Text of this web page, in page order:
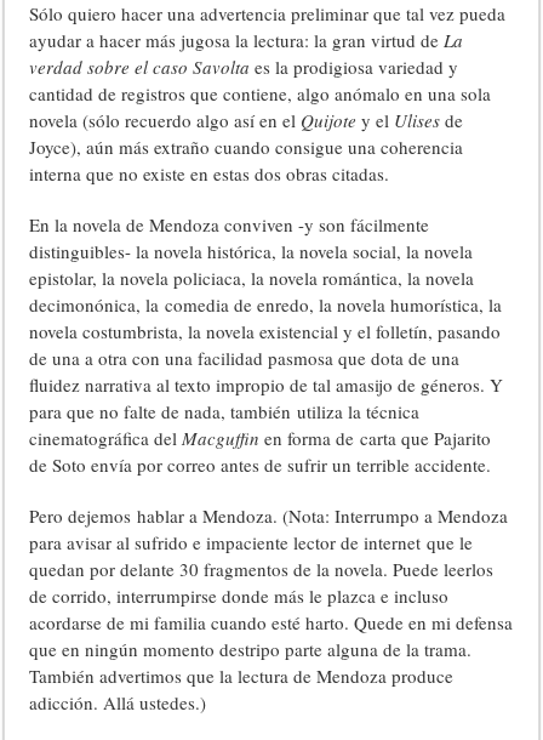
Sólo quiero hacer una advertencia preliminar que tal vez pueda
ayudar a hacer más jugosa la lectura: la gran virtud deLa
verdad sobre el caso Savolta es la prodigiosa variedad y
cantidad de registros que contiene, algo anómalo en una sola
novela (sólo recuerdo algo así en el Quijote y el Ulises de
Joyce), aún más extraño cuando consigue una coherencia
interna que no existe en estas dos obras citadas.
En la novela de Mendoza conviven -y son fácilmente
distinguibles- la novela histórica, la novela social, la novela
epistolar, la novela policiaca, la novela romántica, la novela
decimonónica, la comedia de enredo, la novela humorística, la
novela costumbrista, la novela existencial y el folletín, pasando
de una a otra con una facilidad pasmosa que dota de una
fluidez narrativa al texto impropio de tal amasijo de géneros. Y
para que no falte de nada, también utiliza la técnica
cinematográfica delMacguffin en forma de carta que Pajarito
de Soto envía por correo antes de sufrir un terrible accidente.
Pero dejemos hablar a Mendoza. (Nota: Interrumpo a Mendoza
para avisar al sufrido e impaciente lector de internet que le
quedan por delante 30 fragmentos de la novela. Puede leerlos
de corrido, interrumpirse donde más le plazca e incluso
acordarse de mi familia cuando esté harto. Quede en mi defensa
que en ningún momento destripo parte alguna de la trama.
También advertimos que la lectura de Mendoza produce
adicción. Allá ustedes.)